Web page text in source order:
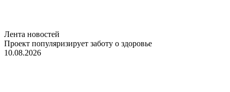
Лента новостей
Проект популяризирует заботу о здоровье
10.08.2026